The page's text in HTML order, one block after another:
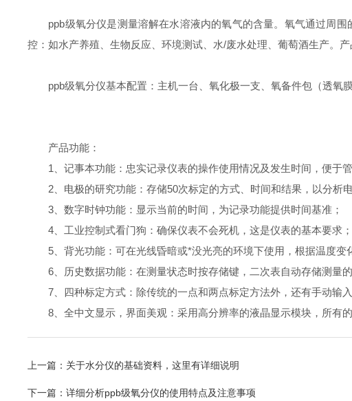
ppb级氧分仪是测量溶解在水溶液内的氧气的含量。氧气通过周围
控：如水产养殖、生物反应、环境测试、水/废水处理、葡萄酒生产。
ppb级氧分仪基本配置：主机一台、氧化极一支、氧备件包（透氧
产品功能：
1、记事本功能：忠实记录仪表的操作使用情况及发生时间，便于管
2、电极的研究功能：存储50次标定的方式、时间和结果，以分析电
3、数字时钟功能：显示当前的时间，为记录功能提供时间基准；
4、工业控制式看门狗：确保仪表不会死机，这是仪表的基本要求；
5、背光功能：可在光线昏暗或*没光亮的环境下使用，根据温度变
6、历史数据功能：在测量状态时按存储键，二次表自动存储测量的
7、四种标定方式：除传统的一点和两点标定方法外，还有手动输
8、全中文显示，界面美观：采用高分辨率的液晶显示模块，所有的
上一篇： 关于水分仪的基础资料，这里有详细说明
下一篇： 详细分析ppb级氧分仪的使用特点及注意事项